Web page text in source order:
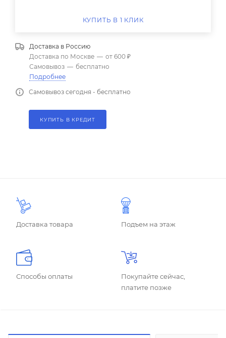
КУПИТЬ В 1 КЛИК
Доставка в Россию
Доставка по Москве — от 600 ₽
Самовывоз — бесплатно
Подробнее
Самовывоз сегодня - бесплатно
КУПИТЬ В КРЕДИТ
Доставка товара Подъем на этаж
Способы оплаты
Покупайте сейчас,
платите позже